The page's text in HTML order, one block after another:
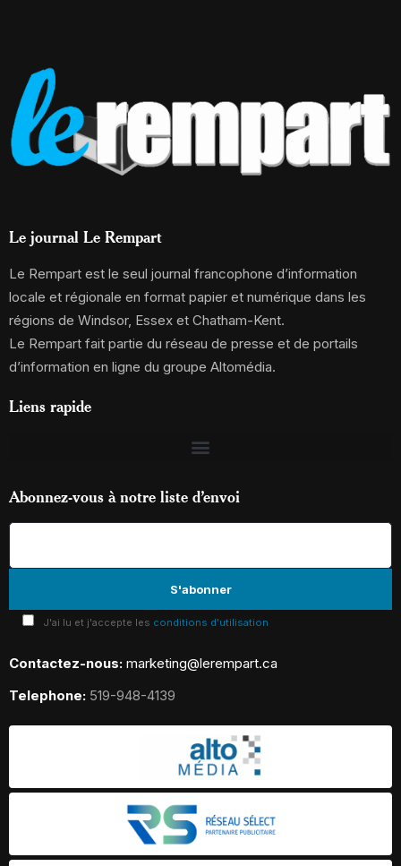
Le journal Le Rempart
Le Rempart est le seul journal francophone d’information
locale et régionale en format papier et numérique dans les
régions de Windsor, Essex et Chatham-Kent.
Le Rempart fait partie du réseau de presse et de portails
d’information en ligne du groupe Altomédia.
Liens rapide
Abonnez-vous à notre liste d’envoi
J'ai lu et j'accepte les conditions d'utilisation
Contactez-nous: marketing@lerempart.ca
Telephone: 519-948-4139